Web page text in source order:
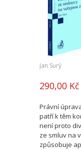
Jan Surý
290,00 Kč
Právní
patří k těm
není proto
ze smluv na
způsobuje